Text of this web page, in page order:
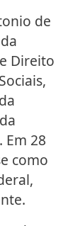
de
Direito
Em 28
como